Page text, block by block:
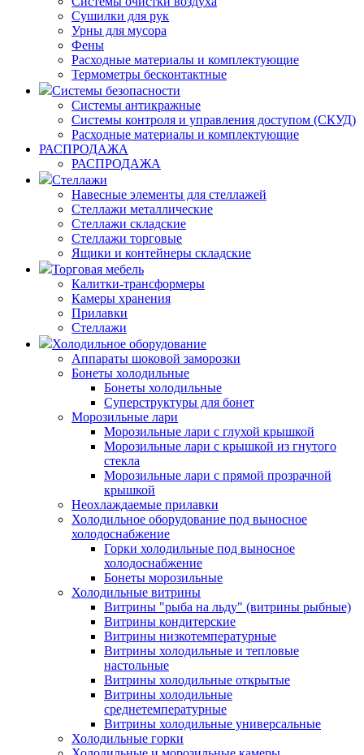
Сушилки для рук
Урны для мусора
Фены
Расходные материалы и комплектующие
Термометры бесконтактные
Системы безопасности
Системы антикражные
Системы контроля и управления доступом (СКУД)
Расходные материалы и комплектующие
РАСПРОДАЖА
РАСПРОДАЖА
Стеллажи
Навесные элементы для стеллажей
Стеллажи металлические
Стеллажи складские
Стеллажи торговые
Ящики и контейнеры складские
Торговая мебель
Калитки-трансформеры
Камеры хранения
Прилавки
Стеллажи
Холодильное оборудование
Аппараты шоковой заморозки
Бонеты холодильные
Бонеты холодильные
Суперструктуры для бонет
Морозильные лари
Морозильные лари с глухой крышкой
Морозильные лари с крышкой из гнутого
стекла
Морозильные лари с прямой прозрачной
крышкой
Неохлаждаемые прилавки
Холодильное оборудование под выносное
холодоснабжение
Горки холодильные под выносное
холодоснабжение
Бонеты морозильные
Холодильные витрины
Витрины "рыба на льду" (витрины рыбные)
Витрины кондитерские
Витрины низкотемпературные
Витрины холодильные и тепловые
настольные
Витрины холодильные открытые
Витрины холодильные
среднетемпературные
Витрины холодильные универсальные
Холодильные горки